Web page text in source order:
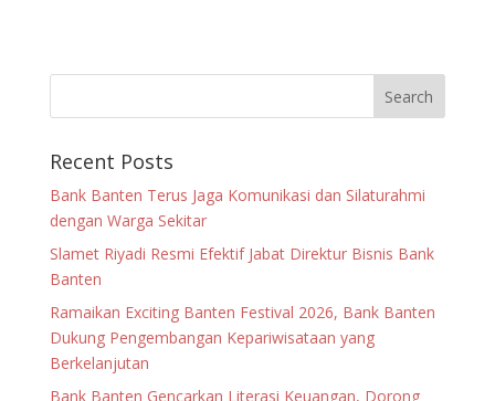
Recent Posts
Bank Banten Terus Jaga Komunikasi dan Silaturahmi
dengan Warga Sekitar
Slamet Riyadi Resmi Efektif Jabat Direktur Bisnis Bank
Banten
Ramaikan Exciting Banten Festival 2026, Bank Banten
Dukung Pengembangan Kepariwisataan yang
Berkelanjutan
Bank Banten Gencarkan Literasi Keuangan, Dorong